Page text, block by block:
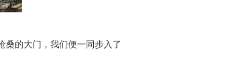
桑的大门，我们便一同步入了